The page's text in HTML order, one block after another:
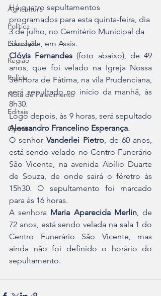
Agricultura
Política
Educação
Região
Polícia
Nota de Falecimento
Editais
Opinião
Há quatro sepultamentos
programados para esta quinta-feira, dia
3 de julho, no Cemitério Municipal da
Saudade, em Assis.
Clóvis Fernandes (foto abaixo), de 49
anos, que foi velado na Igreja Nossa
Senhora de Fátima, na vila Prudenciana,
será sepultado no início da manhã, às
8h30.
Alessandro Francelino Esperança.
O senhor Vanderlei Pietro, de 60 anos,
está sendo velado no Centro Funerário
São Vicente, na avenida Abílio Duarte
de Souza, de onde sairá o féretro às
15h30. O sepultamento foi marcado
para às 16 horas.
A senhora Maria Aparecida Merlin, de
72 anos, está sendo velada na sala 1 do
Centro Funerário São Vicente, mas
ainda não foi definido o horário do
sepultamento.